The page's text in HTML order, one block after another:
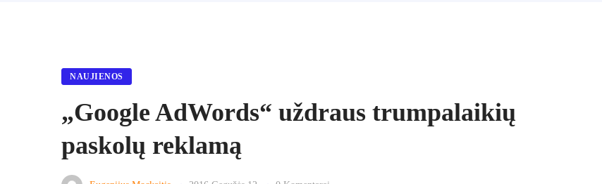
NAUJIENOS
„Google AdWords“ uždraus trumpalaikių
paskolų reklamą